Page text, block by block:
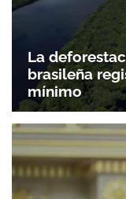
La
brasileña
mínimo